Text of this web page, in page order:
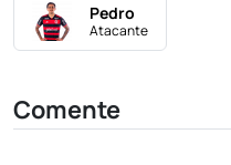
Pedro
Atacante
Comente